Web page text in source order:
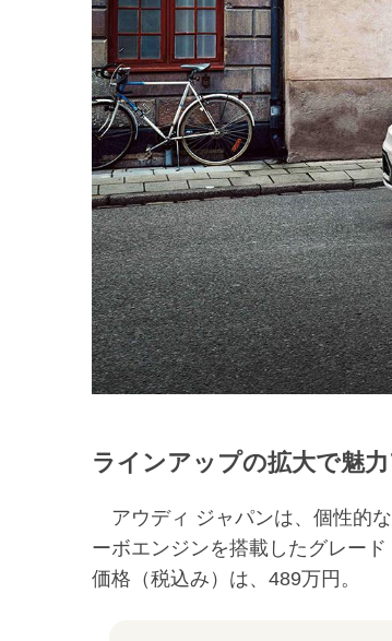
ラインアップの拡大で魅
アウディ ジャパンは、個性的
ーボエンジンを搭載したグレー
価格（税込み）は、489万円。